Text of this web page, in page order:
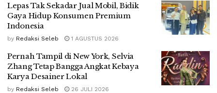
Lepas Tak Sekadar Jual Mobil, Bidik
Gaya Hidup Konsumen Premium
Indonesia
by Redaksi Seleb 1 AGUSTUS 2026
Pernah Tampil di New York, Selvia
Zhang Tetap Bangga Angkat Kebaya
Karya Desainer Lokal
by Redaksi Seleb 26 JULI 2026